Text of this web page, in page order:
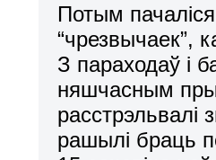
Потым
“чрезвычаек”,
З параходаў і
няшчасным
рашылі браць